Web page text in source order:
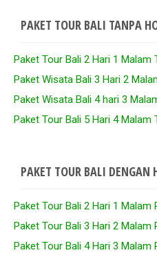
PAKET TOUR BALI TANPA
Paket Tour Bali 2 Hari 1 Malam
Paket Wisata Bali 3 Hari 2
Paket Wisata Bali 4 hari 3
Paket Tour Bali 5 Hari 4 Malam
PAKET TOUR BALI DENGAN
Paket Tour Bali 2 Hari 1 Malam
Paket Tour Bali 3 Hari 2 Malam
Paket Tour Bali 4 Hari 3 Malam